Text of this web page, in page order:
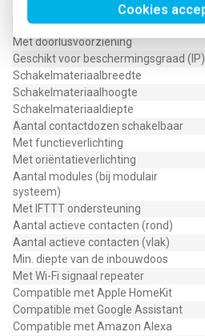
Cookies
Uitvoering oppervlakte
Met glaszekering
Met doorlusvoorziening
Geschikt voor beschermingsgraad (IP)
Schakelmateriaalbreedte
Schakelmateriaalhoogte
Schakelmateriaaldiepte
Aantal contactdozen schakelbaar
Met functieverlichting
Met oriëntatieverlichting
Aantal modules (bij modulair
systeem)
Met IFTTT ondersteuning
Aantal actieve contacten (rond)
Aantal actieve contacten (vlak)
Min. diepte van de inbouwdoos
Met Wi-Fi signaal repeater
Compatible met Apple HomeKit
Compatible met Google Assistant
Compatible met Amazon Alexa